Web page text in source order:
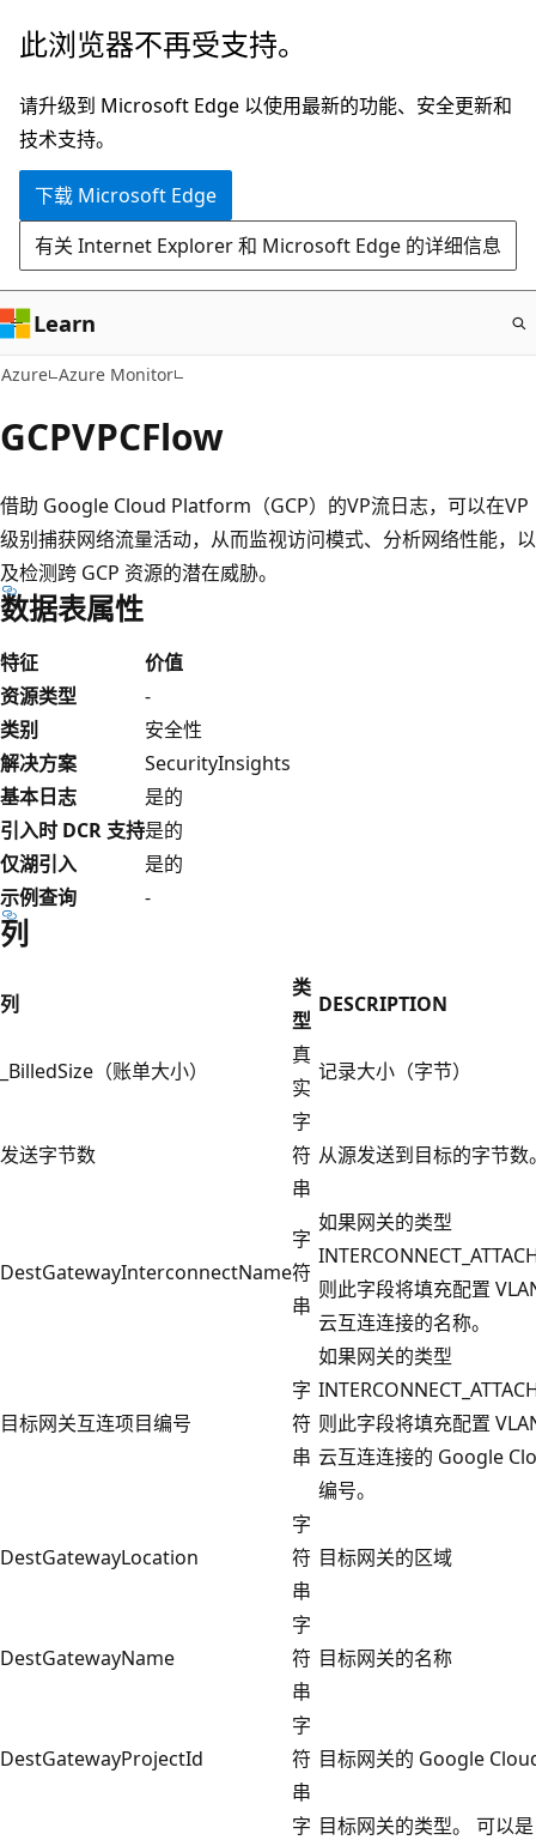
跳
主
要
内
此浏览器不再受支持。
请升级到 Microsoft Edge 以使用最新的功能、安全更新和
技术支持。
下载 Microsoft Edge
有关 Internet Explorer 和 Microsoft Edge 的详细信息
Learn
Azure Azure Monitor
GCPVPCFlow
借助 Google Cloud Platform（GCP）的VP流日志，可以在VP
级别捕获网络流量活动，从而监视访问模式、分析网络性能，以
及检测跨 GCP 资源的潜在威胁。
数据表属性
特征
价值
资源类型
-
类别
安全性
解决方案
SecurityInsights
基本日志
是的
引入时 DCR 支持是的
仅湖引入
是的
示例查询
-
列
列
类
型
DESCRIPTION
_BilledSize（账单大小）
真
实
记录大小（字节）
发送字节数
字
符
串
从源发送到目标的字节数
DestGatewayInterconnectName
字
符
串
如果网关的类型
则此字段将填充配置
云互连连接的名称。
目标网关互连项目编号
字
符
串
如果网关的类型
则此字段将填充配置
云互连连接的 Google
编号。
DestGatewayLocation
字
符
串
目标网关的区域
DestGatewayName
字
符
串
目标网关的名称
DestGatewayProjectId
字
符
串
目标网关的 Google
字 目标网关的类型。 可以是